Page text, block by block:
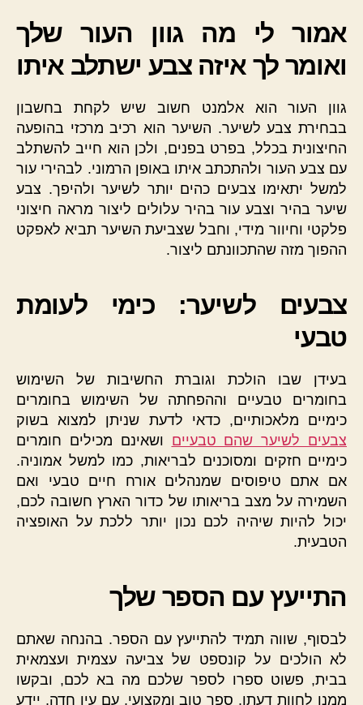
אמור לי מה גוון העור שלך
ואומר לך איזה צבע ישתלב איתו
גוון העור הוא אלמנט חשוב שיש לקחת בחשבון
בבחירת צבע לשיער. השיער הוא רכיב מרכזי בהופעה
החיצונית בכלל, בפרט בפנים, ולכן הוא חייב להשתלב
עם צבע העור ולהתכתב איתו באופן הרמוני. לבהירי עור
למשל יתאימו צבעים כהים יותר לשיער ולהיפך. צבע
שיער בהיר וצבע עור בהיר עלולים ליצור מראה חיצוני
פלקטי וחיוור מידי, וחבל שצביעת השיער תביא לאפקט
ההפוך מזה שהתכוונתם ליצור.
צבעים לשיער: כימי לעומת
טבעי
בעידן שבו הולכת וגוברת החשיבות של השימוש
בחומרים טבעיים וההפחתה של השימוש בחומרים
כימיים מלאכותיים, כדאי לדעת שניתן למצוא בשוק
צבעים לשיער שהם טבעיים ושאינם מכילים חומרים
כימיים חזקים ומסוכנים לבריאות, כמו למשל אמוניה.
אם אתם טיפוסים שמנהלים אורח חיים טבעי ואם
השמירה על מצב בריאותו של כדור הארץ חשובה לכם,
יכול להיות שיהיה לכם נכון יותר ללכת על האופציה
הטבעית.
התייעץ עם הספר שלך
לבסוף, שווה תמיד להתייעץ עם הספר. בהנחה שאתם
לא הולכים על קונספט של צביעה עצמית ועצמאית
בבית, פשוט ספרו לספר שלכם מה בא לכם, ובקשו
ממנו לחוות דעתו. ספר טוב ומקצועי, עם עין חדה, יידע